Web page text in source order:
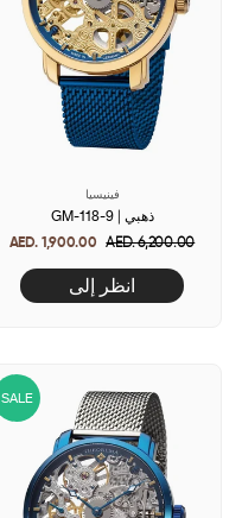
فينيسيا
GM-118-9 | ذهبي
AED. 1,900.00 Regular
price
AED. 6,200.00Sale
انظر إلى
SALE